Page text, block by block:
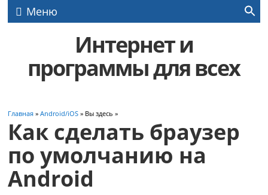
Меню
Интернет и
программы для всех
Главная »Android/iOS » Вы здесь »
Как сделать браузер
по умолчанию на
Android